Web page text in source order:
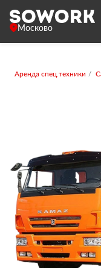
Москово
Аренда спец.техники